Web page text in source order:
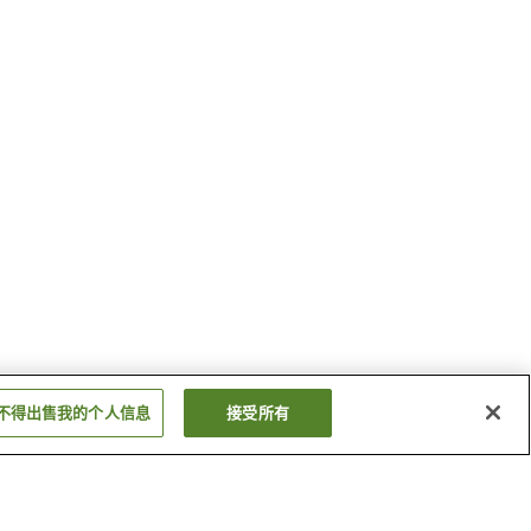
得出售我的个人信息 接受所有